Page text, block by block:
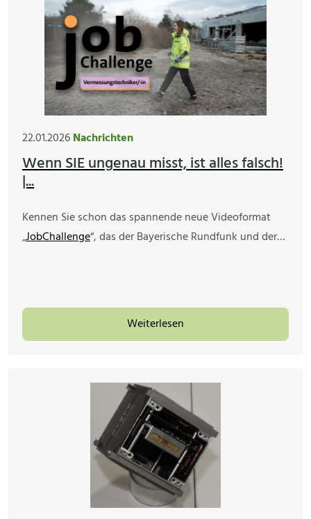
22.01.2026Nachrichten
Wenn SIE ungenau misst, ist alles falsch!
|...
Kennen Sie schon das spannende neue Videoformat
„JobChallenge“, das der Bayerische Rundfunk und der…
Weiterlesen